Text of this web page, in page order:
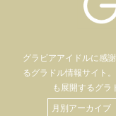
グラビアアイドルに感
るグラドル情報サイト。
も 展開するグラ
月別アーカイ